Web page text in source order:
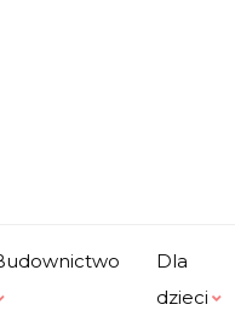
Dla
dzieci